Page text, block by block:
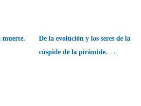
muerte.
De la evolución y los seres de la
cúspide de la pirámide. →